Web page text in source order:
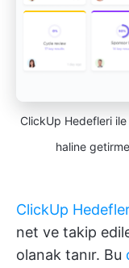
ClickUp Hedefleri ile
haline
ClickUp
net ve takip
olanak tanır. Bu